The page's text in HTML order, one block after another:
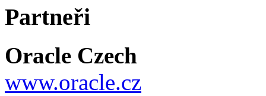
Partneři
Oracle Czech
www.oracle.cz